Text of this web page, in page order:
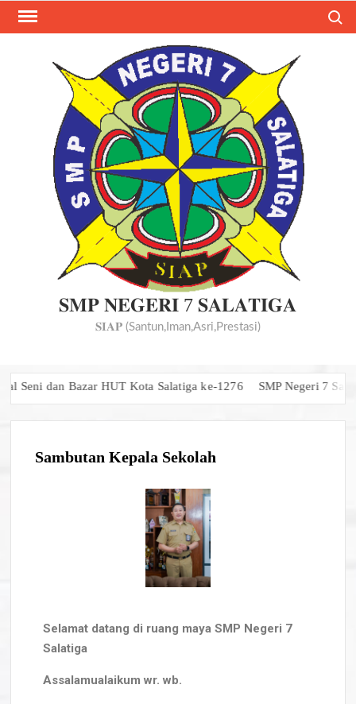
𝐒𝐌𝐏 𝐍𝐄𝐆𝐄𝐑𝐈 7 𝐒𝐀𝐋𝐀𝐓𝐈𝐆𝐀
𝐒𝐈𝐀𝐏 (Santun,Iman,Asri,Prestasi)
Seni dan Bazar HUT Kota Salatiga ke-1276 SMP Negeri 7
Sambutan Kepala Sekolah
Selamat datang di ruang maya SMP Negeri 7
Salatiga
Assalamualaikum wr. wb.